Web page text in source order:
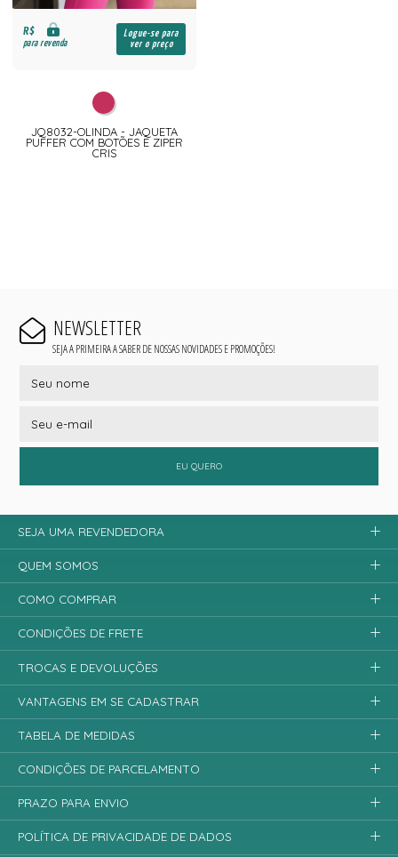
R$
para revenda
Logue-se para
ver o preço
JQ8032-OLINDA - JAQUETA
PUFFER COM BOTÕES E ZIPER
CRIS
NEWSLETTER
SEJA A PRIMEIRA A SABER DE NOSSAS NOVIDADES E PROMOÇÕES!
EU QUERO
SEJA UMA REVENDEDORA
QUEM SOMOS
COMO COMPRAR
CONDIÇÕES DE FRETE
TROCAS E DEVOLUÇÕES
VANTAGENS EM SE CADASTRAR
TABELA DE MEDIDAS
CONDIÇÕES DE PARCELAMENTO
PRAZO PARA ENVIO
POLÍTICA DE PRIVACIDADE DE DADOS